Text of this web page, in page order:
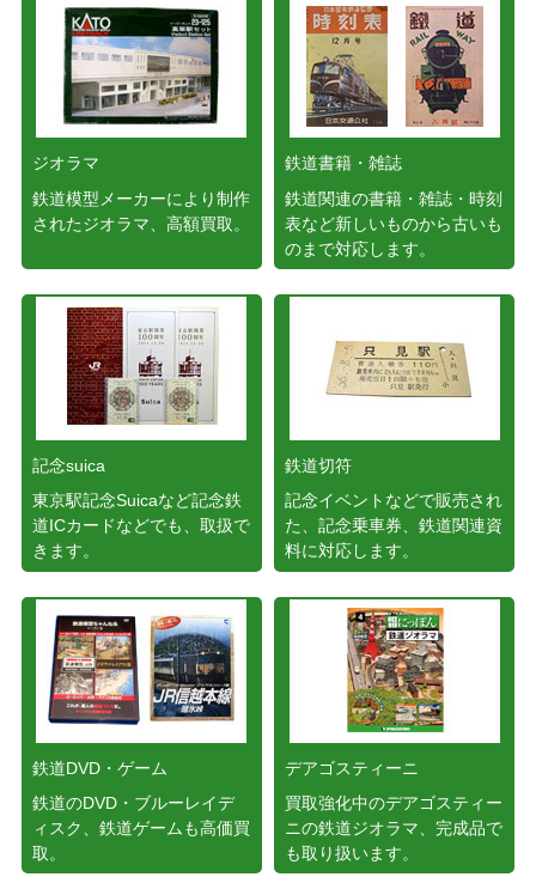
ジオラマ
鉄道模型メーカーにより制作
されたジオラマ、高額買取。
鉄道書籍・雑誌
鉄道関連の書籍・雑誌・時刻
表など新しいものから古いも
のまで対応します。
記念suica
東京駅記念Suicaなど記念鉄
道ICカードなどでも、取扱で
きます。
鉄道切符
記念イベントなどで販売され
た、記念乗車券、鉄道関連資
料に対応します。
鉄道DVD・ゲーム
鉄道のDVD・ブルーレイデ
ィスク、鉄道ゲームも高価買
取。
デアゴスティーニ
買取強化中のデアゴスティー
ニの鉄道ジオラマ、完成品で
も取り扱います。